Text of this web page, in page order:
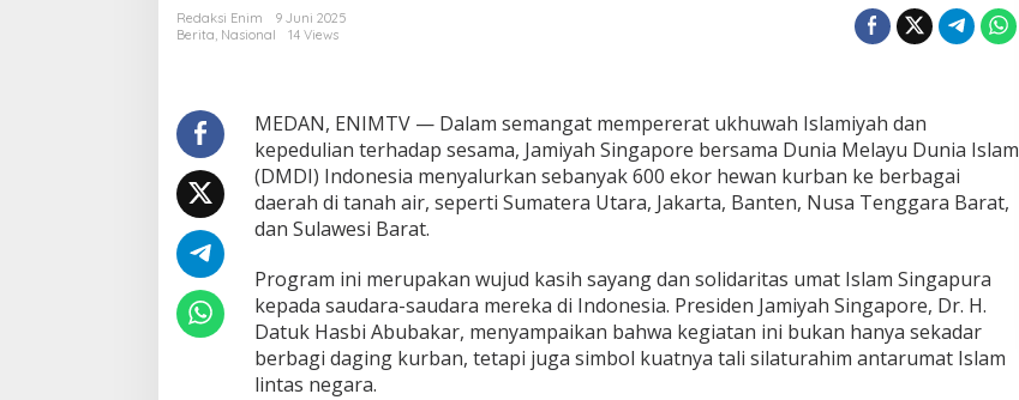
o
e
d
a
n
D
I
n
Redaksi Enim
9 Juni 2025
Berita Nasional 14 Views
MEDAN, ENIMTV — Dalam semangat mempererat ukhuwah Islamiyah dan
kepedulian terhadap sesama, Jamiyah Singapore bersama Dunia Melayu Dunia Islam
(DMDI) Indonesia menyalurkan sebanyak 600 ekor hewan kurban ke berbagai
daerah di tanah air, seperti Sumatera Utara, Jakarta, Banten, Nusa Tenggara Barat,
dan Sulawesi Barat.
Program ini merupakan wujud kasih sayang dan solidaritas umat Islam Singapura
kepada saudara-saudara mereka di Indonesia. Presiden Jamiyah Singapore, Dr. H.
Datuk Hasbi Abubakar, menyampaikan bahwa kegiatan ini bukan hanya sekadar
berbagi daging kurban, tetapi juga simbol kuatnya tali silaturahim antarumat Islam
lintas negara.